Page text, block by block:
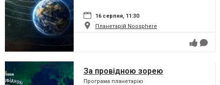
16 серпня, 11:30
Планетарій Noosphere
За провідною зорею
Програма планетарію